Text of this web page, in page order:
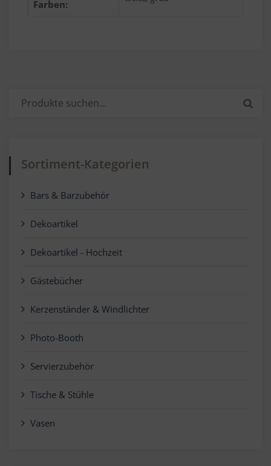
Farben:
Suche
Sortiment-Kategorien
Bars & Barzubehör
Dekoartikel
Dekoartikel - Hochzeit
Gästebücher
Kerzenständer & Windlichter
Photo-Booth
Servierzubehör
Tische & Stühle
Vasen